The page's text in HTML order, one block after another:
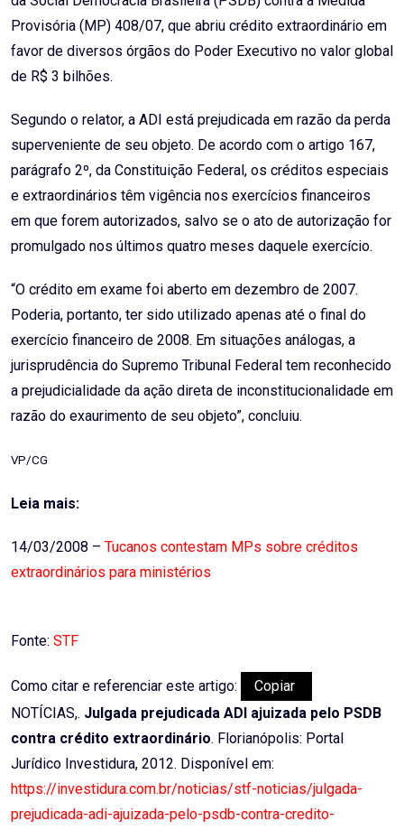
Provisória (MP) 408/07, que abriu crédito extraordinário em
favor de diversos órgãos do Poder Executivo no valor global
de R$ 3 bilhões.
Segundo o relator, a ADI está prejudicada em razão da perda
superveniente de seu objeto. De acordo com o artigo 167,
parágrafo 2º, da Constituição Federal, os créditos especiais
e extraordinários têm vigência nos exercícios financeiros
em que forem autorizados, salvo se o ato de autorização for
promulgado nos últimos quatro meses daquele exercício.
“O crédito em exame foi aberto em dezembro de 2007.
Poderia, portanto, ter sido utilizado apenas até o final do
exercício financeiro de 2008. Em situações análogas, a
jurisprudência do Supremo Tribunal Federal tem reconhecido
a prejudicialidade da ação direta de inconstitucionalidade em
razão do exaurimento de seu objeto”, concluiu.
VP/CG
Leia mais:
14/03/2008 – Tucanos contestam MPs sobre créditos
extraordinários para ministérios
Fonte: STF
Como citar e referenciar este artigo:
Copiar
NOTÍCIAS,. Julgada prejudicada ADI ajuizada pelo PSDB
contra crédito extraordinário. Florianópolis: Portal
Jurídico Investidura, 2012. Disponível em:
https://investidura.com.br/noticias/stf-noticias/julgada-
prejudicada-adi-ajuizada-pelo-psdb-contra-credito-